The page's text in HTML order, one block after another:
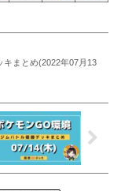
キまとめ(2022年07月13